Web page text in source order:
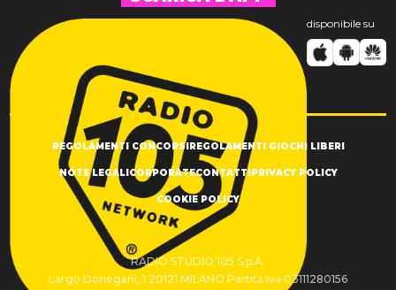
disponibile su
REGOLAMENTI CONCORSI REGOLAMENTI GIOCHI LIBERI
NOTE LEGALI CORPORATECONTATTI PRIVACY POLICY
COOKIE POLICY
RADIO STUDIO 105 S.p.A.
Largo Donegani, 1 20121 MILANO Partita Iva 03111280156